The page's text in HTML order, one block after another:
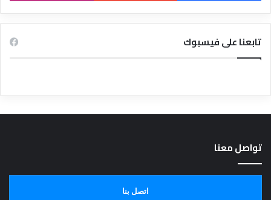
تابعنا على فيسبوك
تواصل معنا
اتصل بنا